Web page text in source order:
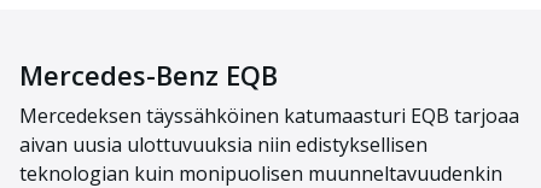
Mercedes-Benz EQB
Mercedeksen täyssähköinen katumaasturi EQB tarjoaa
aivan uusia ulottuvuuksia niin edistyksellisen
teknologian kuin monipuolisen muunneltavuudenkin